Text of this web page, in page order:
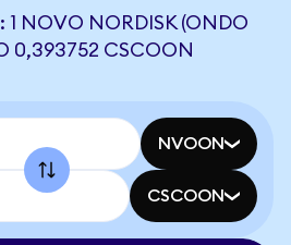
NOVO NORDISK (ONDO
0,393752 CSCOON
NVOON
CSCOON